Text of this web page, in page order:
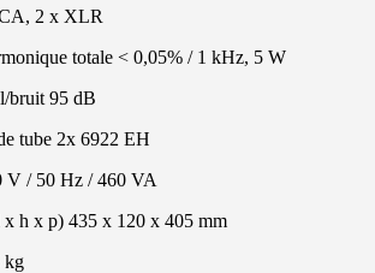
2 x XLR
totale < 0,05% / 1 kHz, 5 W
bruit 95 dB
tube 2x 6922 EH
V / 50 Hz / 460 VA
h x p) 435 x 120 x 405 mm
kg